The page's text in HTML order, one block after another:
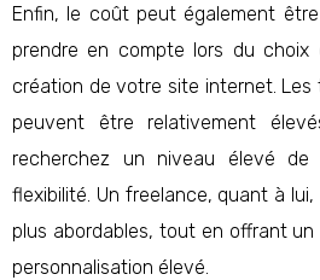
Enfin, le coût peut également
prendre en compte lors du choix
création de votre site internet. Les
peuvent être relativement
recherchez un niveau élevé de
flexibilité. Un freelance, quant à
plus abordables, tout en offrant un
personnalisation élevé.